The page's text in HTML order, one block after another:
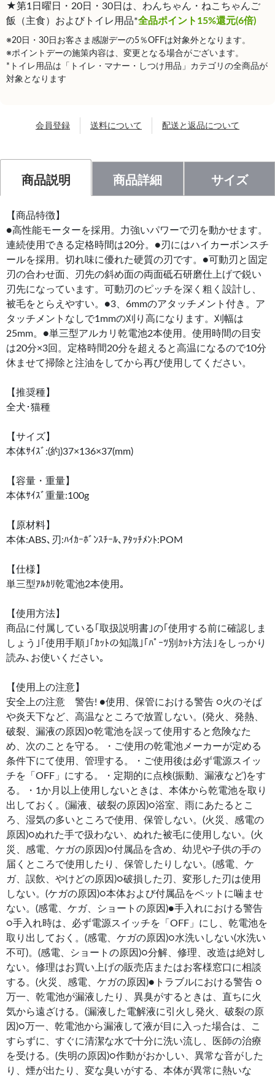
★第1日曜日・20日・30日は、わんちゃん・ねこちゃんご
飯（主食）およびトイレ用品*全品ポイント15%還元(6倍)
※20日・30日お客さま感謝デーの5％OFFは対象外となります。
※ポイントデーの施策内容は、変更となる場合がございます。
*トイレ用品は「トイレ・マナー・しつけ用品」カテゴリの全商品が
対象となります
会員登録 送料について 配送と返品について
商品説明 商品詳細 サイズ
【商品特徴】
●高性能モーターを採用。力強いパワーで刃を動かせます。
連続使用できる定格時間は20分。●刃にはハイカーボンスチ
ールを採用。切れ味に優れた硬質の刃です。●可動刃と固定
刃の合わせ面、刃先の斜め面の両面砥石研磨仕上げで鋭い
刃先になっています。可動刃のピッチを深く粗く設計し、
被毛をとらえやすい。●3、6mmのアタッチメント付き。ア
タッチメントなしで1mmの刈り高になります。刈幅は
25mm。●単三型アルカリ乾電池2本使用。使用時間の目安
は20分×3回。定格時間20分を超えると高温になるので10分
休ませて掃除と注油をしてから再び使用してください。
【推奨種】
全犬･猫種
【サイズ】
本体ｻｲｽﾞ:(約)37×136×37(mm)
【容量・重量】
本体ｻｲｽﾞ重量:100g
【原材料】
本体:ABS､刃:ﾊｲｶｰﾎﾞﾝｽﾁｰﾙ､ｱﾀｯﾁﾒﾝﾄ:POM
【仕様】
単三型ｱﾙｶﾘ乾電池2本使用｡
【使用方法】
商品に付属している｢取扱説明書｣の｢使用する前に確認しま
しょう｣｢使用手順｣｢ｶｯﾄの知識｣｢ﾊﾟｰﾂ別ｶｯﾄ方法｣をしっかり
読み､お使いください｡
【使用上の注意】
安全上の注意 警告! ●使用、保管における警告 ○火のそば
や炎天下など、高温なところで放置しない。(発火、発熱、
破裂、漏液の原因)○乾電池を誤って使用すると危険なた
め、次のことを守る。・ご使用の乾電池メーカーが定める
条件下にて使用、管理する。・ご使用後は必ず電源スイッ
チを「OFF」にする。・定期的に点検(振動、漏液など)をす
る。・1か月以上使用しないときは、本体から乾電池を取り
出しておく。(漏液、破裂の原因)○浴室、雨にあたるとこ
ろ、湿気の多いところで使用、保管しない。(火災、感電の
原因)○ぬれた手で扱わない、ぬれた被毛に使用しない。(火
災、感電、ケガの原因)○付属品を含め、幼児や子供の手の
届くところで使用したり、保管したりしない。(感電、ケ
ガ、誤飲、やけどの原因)○破損した刃、変形した刃は使用
しない。(ケガの原因)○本体および付属品をペットに噛ませ
ない。(感電、ケガ、ショートの原因)●手入れにおける警告
○手入れ時は、必ず電源スイッチを「OFF」にし、乾電池を
取り出しておく。(感電、ケガの原因)○水洗いしない(水洗い
不可)。(感電、ショートの原因)○分解、修理、改造は絶対し
ない。修理はお買い上げの販売店またはお客様窓口に相談
する。(火災、感電、ケガの原因)●トラブルにおける警告 ○
万一、乾電池が漏液したり、異臭がするときは、直ちに火
気から遠ざける。(漏液した電解液に引火し発火、破裂の原
因)○万一、乾電池から漏液して液が目に入った場合は、こ
すらずに、すぐに清潔な水で十分に洗い流し、医師の治療
を受ける。(失明の原因)○作動がおかしい、異常な音がした
り、煙が出たり、変な臭いがする、本体が異常に熱いな